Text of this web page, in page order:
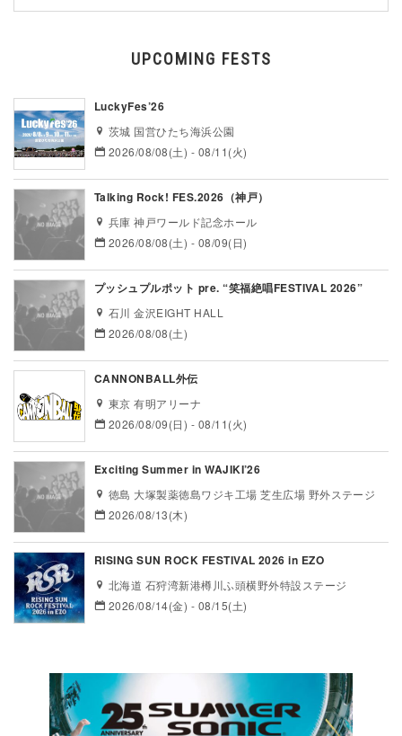
UPCOMING FESTS
LuckyFes’26
茨城 国営ひたち海浜公園
2026/08/08(土) - 08/11(火)
Talking Rock! FES.2026（神戸）
兵庫 神戸ワールド記念ホール
2026/08/08(土) - 08/09(日)
プッシュプルポット pre. “笑福絶唱FESTIVAL 2026”
石川 金沢EIGHT HALL
2026/08/08(土)
CANNONBALL外伝
東京 有明アリーナ
2026/08/09(日) - 08/11(火)
Exciting Summer in WAJIKI’26
徳島 大塚製薬徳島ワジキ工場 芝生広場 野外ステージ
2026/08/13(木)
RISING SUN ROCK FESTIVAL 2026 in EZO
北海道 石狩湾新港樽川ふ頭横野外特設ステージ
2026/08/14(金) - 08/15(土)